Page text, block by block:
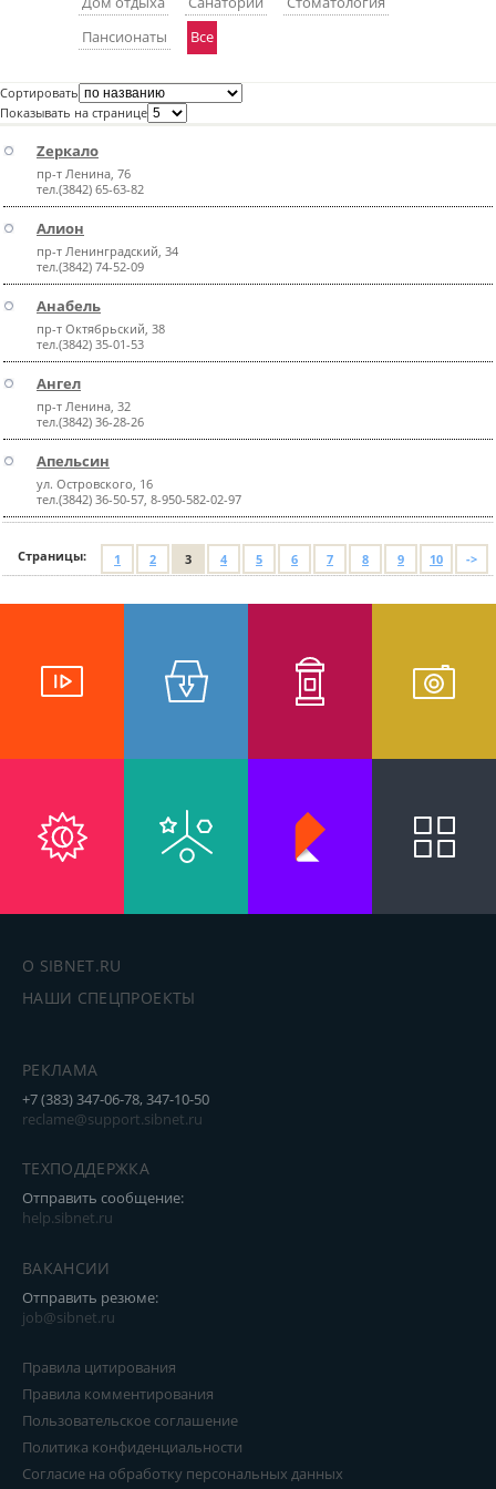
пїЅпїЅпїЅ
пїЅпїЅпїЅ
пїЅпїЅпїЅпїЅпїЅпїЅпїЅпїЅпїЅ
пїЅпїЅпїЅ пїЅпїЅпїЅпїЅпїЅ
пїЅпїЅпїЅ пїЅпїЅпїЅпїЅпїЅпїЅ
пїЅпїЅпїЅпїЅпїЅ
пїЅпїЅпїЅпїЅпїЅпїЅпїЅпїЅпїЅпїЅ
пїЅпїЅпїЅпїЅпїЅпїЅпїЅпїЅпїЅпїЅ
Пансионаты
Все
Сортировать
Показывать на странице
Zеркало
пр-т Ленина, 76
тел.(3842) 65-63-82
Алион
пр-т Ленинградский, 34
тел.(3842) 74-52-09
Анабель
пр-т Октябрьский, 38
тел.(3842) 35-01-53
Ангел
пр-т Ленина, 32
тел.(3842) 36-28-26
Апельсин
ул. Островского, 16
тел.(3842) 36-50-57, 8-950-582-02-97
Страницы: 1 2 3 4 5 6 7 8 9 10 ->
О SIBNET.RU
НАШИ СПЕЦПРОЕКТЫ
РЕКЛАМА
+7 (383) 347-06-78, 347-10-50
reclame@support.sibnet.ru
ТЕХПОДДЕРЖКА
Отправить сообщение:
help.sibnet.ru
ВАКАНСИИ
Отправить резюме:
job@sibnet.ru
Правила цитирования
Правила комментирования
Пользовательское соглашение
Политика конфиденциальности
Согласие на обработку персональных данных